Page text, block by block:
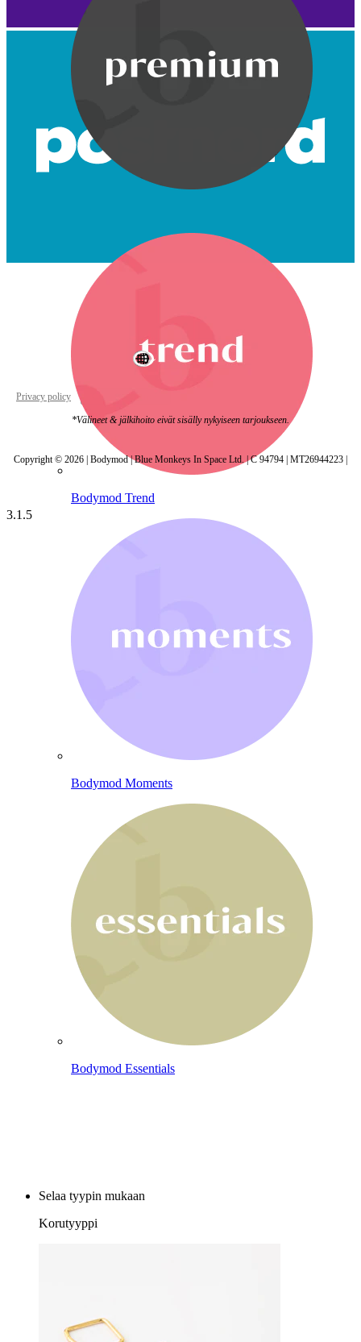
Bodymod Trend
Bodymod Moments
Bodymod Essentials
Selaa tyypin mukaan
Korutyyppi
World Wide
Privacy policy
*Välineet & jälkihoito eivät sisälly nykyiseen tarjoukseen.
Copyright © 2026 | Bodymod | Blue Monkeys In Space Ltd. | C 94794 | MT26944223 |
3.1.5